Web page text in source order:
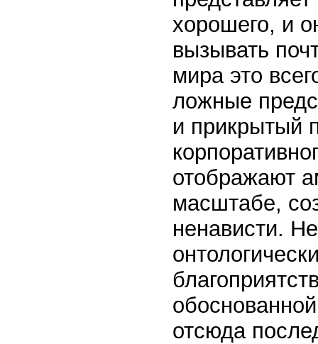
хорошего, и
вызывать
мира это
ложные
и прикрытый
отображают
масштабе,
ненависти.
отсюда